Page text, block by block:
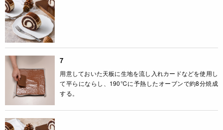
7
用意しておいた天板に生地を流し入れカードなどを使用し
て平らにならし、190℃に予熱したオーブンで約8分焼成
する。